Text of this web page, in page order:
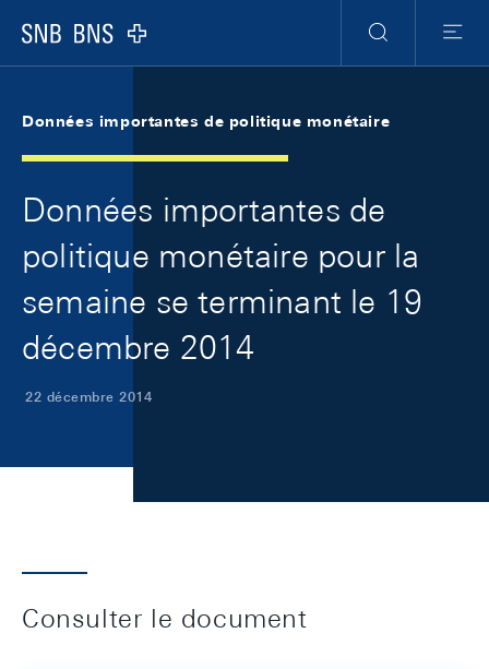
Logo
RechercheMenu
Données importantes de politique monétaire
Données importantes de
politique monétaire pour la
semaine se terminant le 19
décembre 2014
22 décembre 2014
Consulter le document